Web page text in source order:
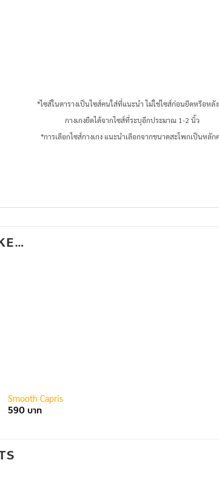
*ไซส์ในตารางเป็นไซส์คนใส่ที่แนะนำ ไม่ใช่ไซส์ก่อนยืดหรือหลั
กางเกงยืดได้จากไซส์ที่ระบุอีกประมาณ 1-2 นิ้ว
*การเลือกไซส์กางเกง แนะนำเลือกจากขนาดสะโพกเป็นหลัก
Smooth Capris
590